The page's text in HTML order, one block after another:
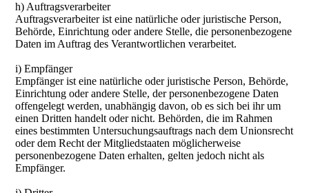
h) Auftragsverarbeiter
Auftragsverarbeiter ist eine natürliche oder juristische Person,
Behörde, Einrichtung oder andere Stelle, die personenbezogene
Daten im Auftrag des Verantwortlichen verarbeitet.
i) Empfänger
Empfänger ist eine natürliche oder juristische Person, Behörde,
Einrichtung oder andere Stelle, der personenbezogene Daten
offengelegt werden, unabhängig davon, ob es sich bei ihr um
einen Dritten handelt oder nicht. Behörden, die im Rahmen
eines bestimmten Untersuchungsauftrags nach dem Unionsrecht
oder dem Recht der Mitgliedstaaten möglicherweise
personenbezogene Daten erhalten, gelten jedoch nicht als
Empfänger.